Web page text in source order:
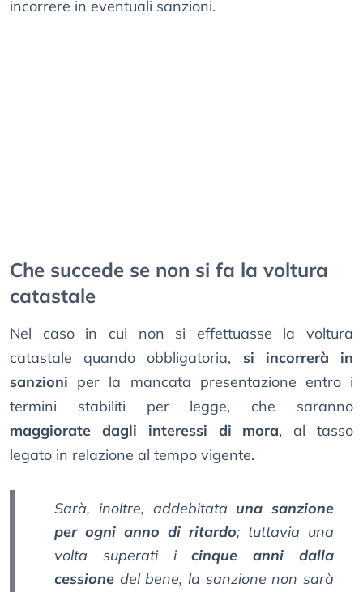
incorrere in eventuali sanzioni.
Che succede se non si fa la voltura
catastale
Nel caso in cui non si effettuasse la voltura
catastale quando obbligatoria, si incorrerà in
sanzioni per la mancata presentazione entro i
termini stabiliti per legge, che saranno
maggiorate dagli interessi di mora, al tasso
legato in relazione al tempo vigente.
Sarà, inoltre, addebitata una sanzione
per ogni anno di ritardo; tuttavia una
volta superati icinque anni dalla
cessione del bene, la sanzione non sarà